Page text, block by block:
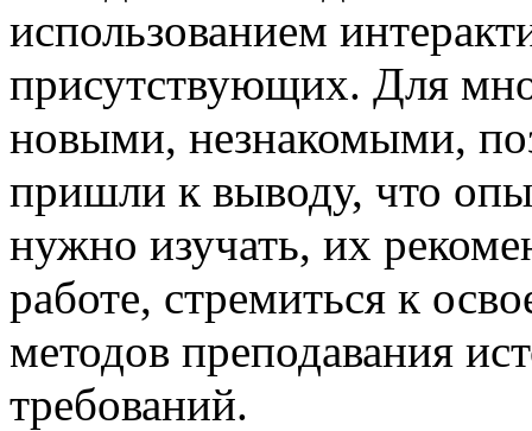
использованием
присутствующих. Для
новыми, незнакомыми,
пришли к выводу, что
нужно изучать, их
работе, стремиться к
методов преподавания
требований.